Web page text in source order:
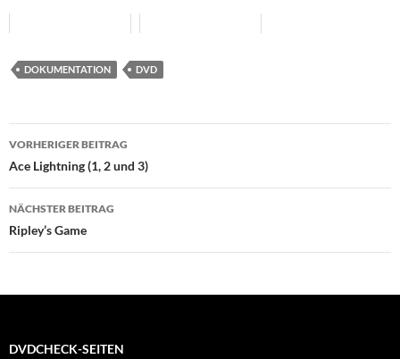
DOKUMENTATION DVD
Beitragsnavigation
VORHERIGER BEITRAG
Ace Lightning (1, 2 und 3)
NÄCHSTER BEITRAG
Ripley’s Game
DVDCHECK-SEITEN